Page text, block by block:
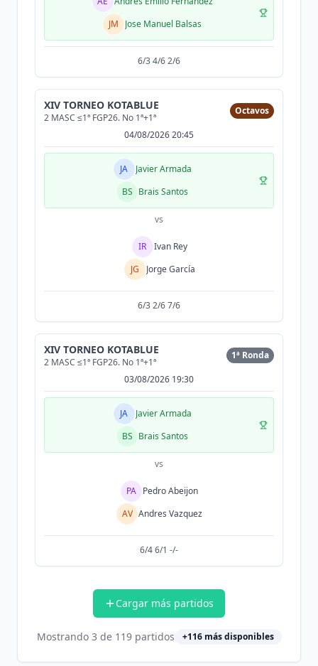
JM
Jose Manuel Balsas
6/3 4/6 2/6
XIV TORNEO KOTABLUE
2 MASC ≤1ª FGP26. No 1ª+1ª
Octavos
04/08/2026 20:45
JA
Javier Armada
BS Brais Santos
vs
IR
Ivan Rey
JG
Jorge García
6/3 2/6 7/6
XIV TORNEO KOTABLUE
2 MASC ≤1ª FGP26. No 1ª+1ª
1ª Ronda
03/08/2026 19:30
JA
Javier Armada
BS Brais Santos
vs
PA Pedro Abeijon
AV Andres Vazquez
6/4 6/1 -/-
Cargar más partidos
Mostrando 3 de 119partidos +116más disponibles